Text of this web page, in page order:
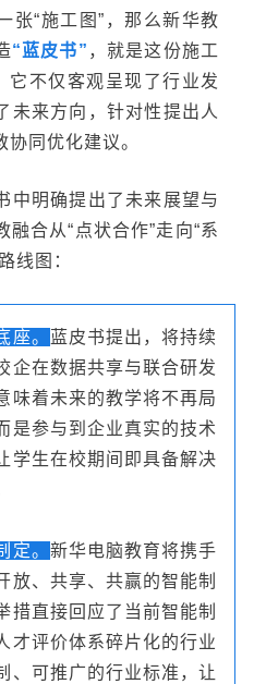
张“施工图”，那么新华教
“蓝皮书” ，就是这份施工
它不仅客观呈现了行业发
未来方向，针对性提出人
同优化建议。
中明确提出了未来展望与
合从“点状合作”走向“系
线图：
座。
蓝皮书提出，将持续
企在数据共享与联合研发
味着未来的教学将不再局
是参与到企业真实的技术
学生在校期间即具备解决
定。 新华电脑教育将携手
放、共享、共赢的智能制
措直接回应了当前智能制
才评价体系碎片化的行业
、可推广的行业标准，让